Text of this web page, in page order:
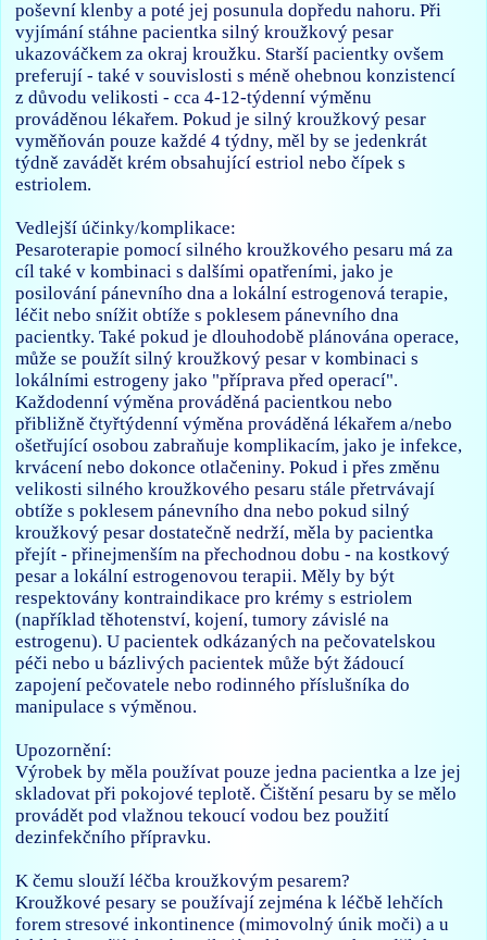
poševní klenby a poté jej posunula dopředu nahoru. Při
vyjímání stáhne pacientka silný kroužkový pesar
ukazováčkem za okraj kroužku. Starší pacientky ovšem
preferují - také v souvislosti s méně ohebnou konzistencí
z důvodu velikosti - cca 4-12-týdenní výměnu
prováděnou lékařem. Pokud je silný kroužkový pesar
vyměňován pouze každé 4 týdny, měl by se jedenkrát
týdně zavádět krém obsahující estriol nebo čípek s
estriolem.
Vedlejší účinky/komplikace:
Pesaroterapie pomocí silného kroužkového pesaru má za
cíl také v kombinaci s dalšími opatřeními, jako je
posilování pánevního dna a lokální estrogenová terapie,
léčit nebo snížit obtíže s poklesem pánevního dna
pacientky. Také pokud je dlouhodobě plánována operace,
může se použít silný kroužkový pesar v kombinaci s
lokálními estrogeny jako "příprava před operací".
Každodenní výměna prováděná pacientkou nebo
přibližně čtyřtýdenní výměna prováděná lékařem a/nebo
ošetřující osobou zabraňuje komplikacím, jako je infekce,
krvácení nebo dokonce otlačeniny. Pokud i přes změnu
velikosti silného kroužkového pesaru stále přetrvávají
obtíže s poklesem pánevního dna nebo pokud silný
kroužkový pesar dostatečně nedrží, měla by pacientka
přejít - přinejmenším na přechodnou dobu - na kostkový
pesar a lokální estrogenovou terapii. Měly by být
respektovány kontraindikace pro krémy s estriolem
(například těhotenství, kojení, tumory závislé na
estrogenu). U pacientek odkázaných na pečovatelskou
péči nebo u bázlivých pacientek může být žádoucí
zapojení pečovatele nebo rodinného příslušníka do
manipulace s výměnou.
Upozornění:
Výrobek by měla používat pouze jedna pacientka a lze jej
skladovat při pokojové teplotě. Čištění pesaru by se mělo
provádět pod vlažnou tekoucí vodou bez použití
dezinfekčního přípravku.
K čemu slouží léčba kroužkovým pesarem?
Kroužkové pesary se používají zejména k léčbě lehčích
forem stresové inkontinence (mimovolný únik moči) a u